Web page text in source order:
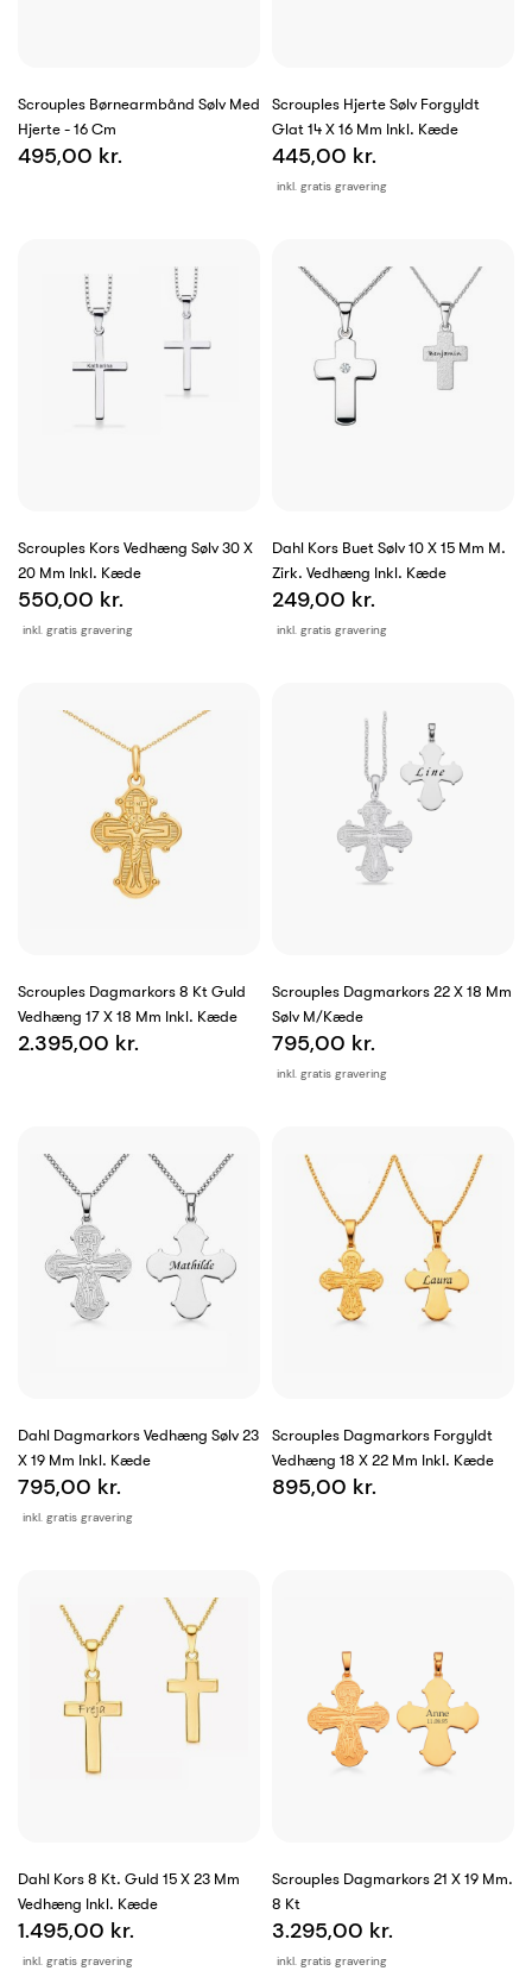
Scrouples Børnearmbånd Sølv Med
Hjerte - 16 Cm
495,00 kr.
Scrouples Hjerte Sølv Forgyldt
Glat 14 X 16 Mm Inkl. Kæde
inkl. gratis gravering
445,00 kr.
Scrouples Kors Vedhæng Sølv 30 X
20 Mm Inkl. Kæde
inkl. gratis gravering
550,00 kr.
Dahl Kors Buet Sølv 10 X 15 Mm M.
Zirk. Vedhæng Inkl. Kæde
inkl. gratis gravering
249,00 kr.
Scrouples Dagmarkors 8 Kt Guld
Vedhæng 17 X 18 Mm Inkl. Kæde
2.395,00 kr.
Scrouples Dagmarkors 22 X 18 Mm
Sølv M/kæde
inkl. gratis gravering
795,00 kr.
Dahl Dagmarkors Vedhæng Sølv 23
X 19 Mm Inkl. Kæde
inkl. gratis gravering
795,00 kr.
Scrouples Dagmarkors Forgyldt
Vedhæng 18 X 22 Mm Inkl. Kæde
895,00 kr.
Dahl Kors 8 Kt. Guld 15 X 23 Mm
Vedhæng Inkl. Kæde
inkl. gratis gravering
1.495,00 kr.
Scrouples Dagmarkors 21 X 19 Mm.
8 Kt
inkl. gratis gravering
3.295,00 kr.